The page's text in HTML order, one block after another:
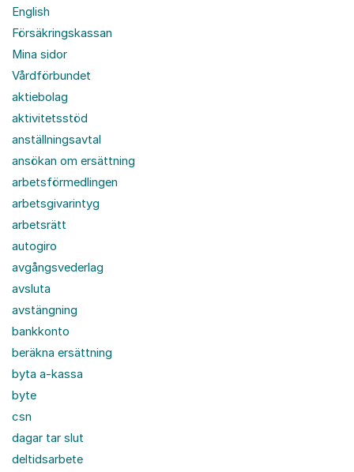
English
Försäkringskassan
Mina sidor
Vårdförbundet
aktiebolag
aktivitetsstöd
anställningsavtal
ansökan om ersättning
arbetsförmedlingen
arbetsgivarintyg
arbetsrätt
autogiro
avgångsvederlag
avsluta
avstängning
bankkonto
beräkna ersättning
byta a-kassa
byte
csn
dagar tar slut
deltidsarbete